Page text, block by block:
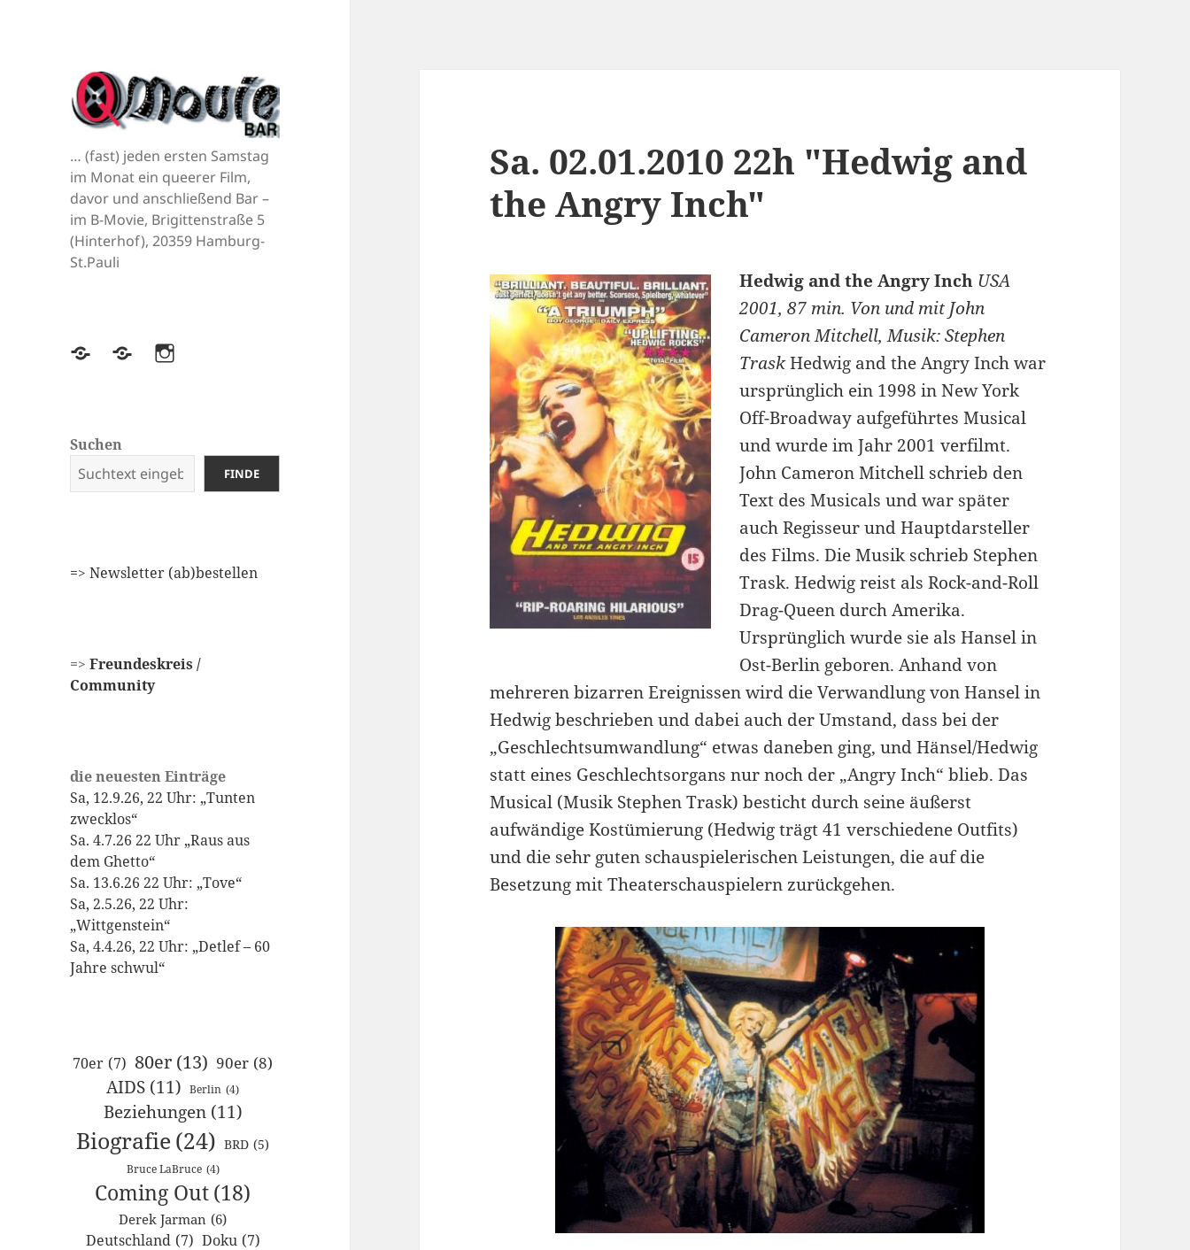
… (fast) jeden ersten Samstag
im Monat ein queerer Film,
davor und anschließend Bar –
im B-Movie, Brigittenstraße 5
(Hinterhof), 20359 Hamburg-
St.Pauli
BlueskyMastodonInstagram
Suchen
FINDE
=> Newsletter (ab)bestellen
=>Freundeskreis /
Community
die neuesten Einträge
Sa, 12.9.26, 22 Uhr: „Tunten
zwecklos“
Sa. 4.7.26 22 Uhr „Raus aus
dem Ghetto“
Sa. 13.6.26 22 Uhr: „Tove“
Sa, 2.5.26, 22 Uhr:
„Wittgenstein“
Sa, 4.4.26, 22 Uhr: „Detlef – 60
Jahre schwul“
70er (7) 80er (13) 90er (8)
AIDS (11) Berlin (4)
Beziehungen (11)
Biografie(24) BRD (5)
Bruce LaBruce (4)
Coming Out(18)
Derek Jarman (6)
Deutschland (7) Doku (7)
Sa. 02.01.2010 22h "Hedwig and
the Angry Inch"
Hedwig and the Angry Inch USA
2001, 87 min. Von und mit John
Cameron Mitchell, Musik: Stephen
TraskHedwig and the Angry Inch war
ursprünglich ein 1998 in New York
Off-Broadway aufgeführtes Musical
und wurde im Jahr 2001 verfilmt.
John Cameron Mitchell schrieb den
Text des Musicals und war später
auch Regisseur und Hauptdarsteller
des Films. Die Musik schrieb Stephen
Trask. Hedwig reist als Rock-and-Roll
Drag-Queen durch Amerika.
Ursprünglich wurde sie als Hansel in
Ost-Berlin geboren. Anhand von
mehreren bizarren Ereignissen wird die Verwandlung von Hansel in
Hedwig beschrieben und dabei auch der Umstand, dass bei der
„Geschlechtsumwandlung“ etwas daneben ging, und Hänsel/Hedwig
statt eines Geschlechtsorgans nur noch der „Angry Inch“ blieb. Das
Musical (Musik Stephen Trask) besticht durch seine äußerst
aufwändige Kostümierung (Hedwig trägt 41 verschiedene Outfits)
und die sehr guten schauspielerischen Leistungen, die auf die
Besetzung mit Theaterschauspielern zurückgehen.